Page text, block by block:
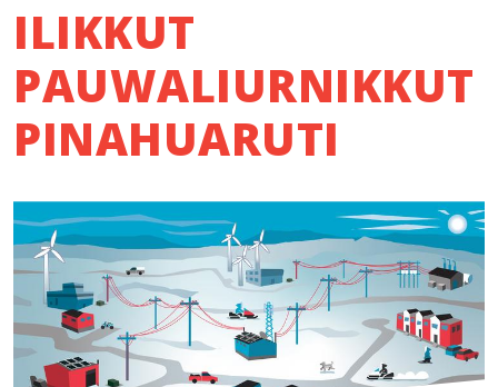
ILIKKUT
PAUWALIURNIKKUT
PINAHUARUTI